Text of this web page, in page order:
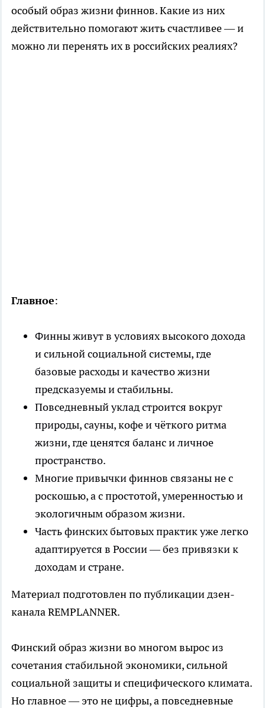
особый образ жизни финнов. Какие из них
действительно помогают жить счастливее — и
можно ли перенять их в российских реалиях?
Главное:
Финны живут в условиях высокого дохода
и сильной социальной системы, где
базовые расходы и качество жизни
предсказуемы и стабильны.
Повседневный уклад строится вокруг
природы, сауны, кофе и чёткого ритма
жизни, где ценятся баланс и личное
пространство.
Многие привычки финнов связаны не с
роскошью, а с простотой, умеренностью и
экологичным образом жизни.
Часть финских бытовых практик уже легко
адаптируется в России — без привязки к
доходам и стране.
Материал подготовлен по публикации дзен-
канала REMPLANNER.
Финский образ жизни во многом вырос из
сочетания стабильной экономики, сильной
социальной защиты и специфического климата.
Но главное — это не цифры, а повседневные